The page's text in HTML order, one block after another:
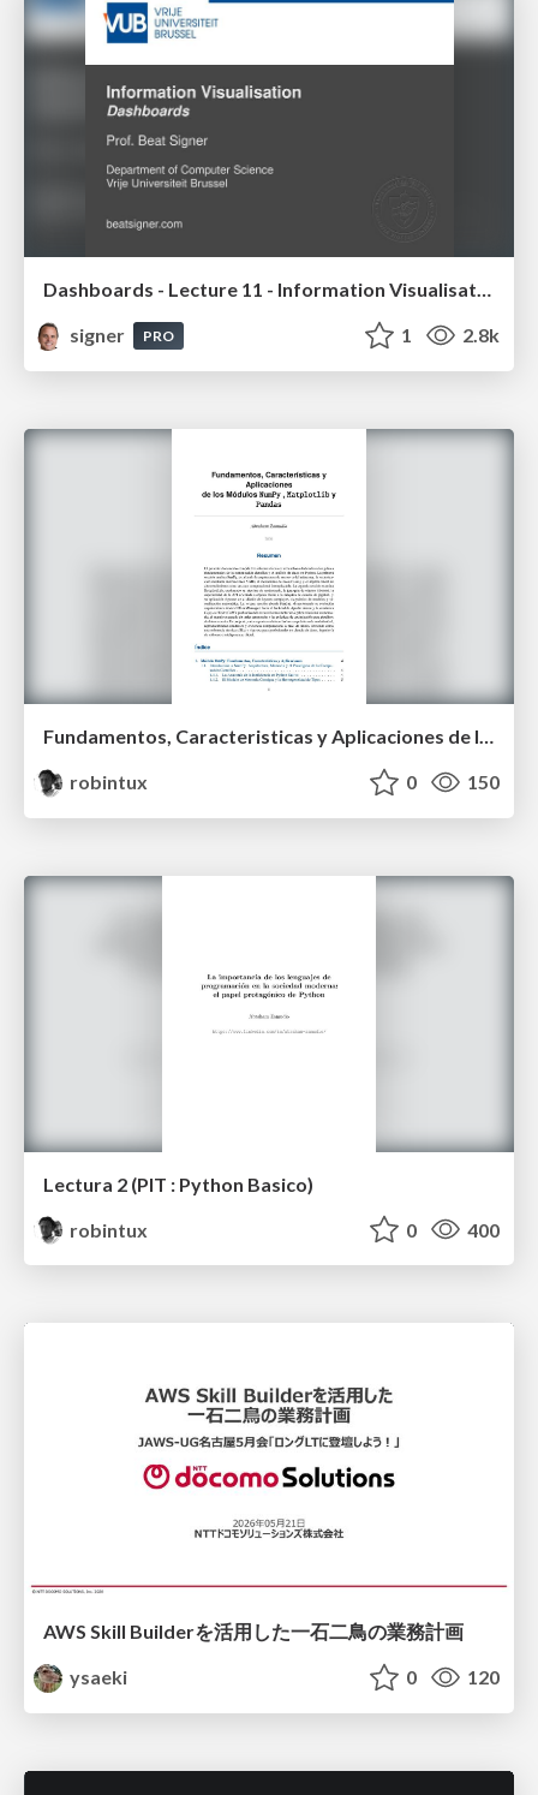
signer
PRO 1 2.8k
Fundamentos, Caracteristicas y Aplicaciones de los Modulos NumPy , Matplotlib y Pandas
robintux
0 150
Lectura 2 (PIT : Python Basico)
robintux
0 400
AWS Skill Builderを活用した一石二鳥の業務計画
ysaeki
0 120